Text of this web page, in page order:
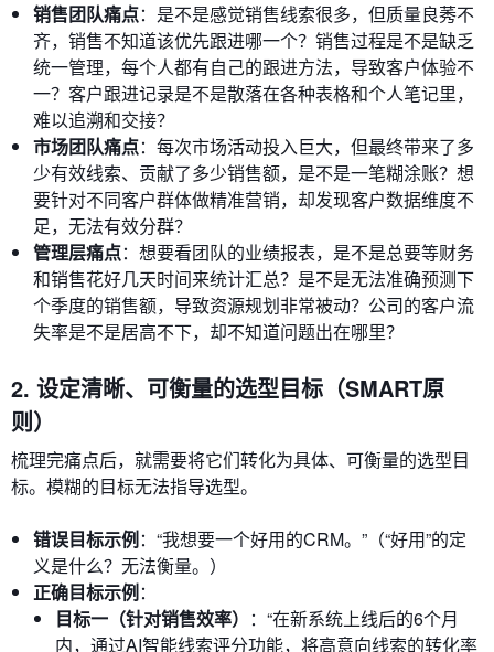
销售团队痛点：是不是感觉销售线索很多，但质量良莠不
齐，销售不知道该优先跟进哪一个？销售过程是不是缺乏
统一管理，每个人都有自己的跟进方法，导致客户体验不
一？客户跟进记录是不是散落在各种表格和个人笔记里，
难以追溯和交接？
市场团队痛点：每次市场活动投入巨大，但最终带来了多
少有效线索、贡献了多少销售额，是不是一笔糊涂账？想
要针对不同客户群体做精准营销，却发现客户数据维度不
足，无法有效分群？
管理层痛点：想要看团队的业绩报表，是不是总要等财务
和销售花好几天时间来统计汇总？是不是无法准确预测下
个季度的销售额，导致资源规划非常被动？公司的客户流
失率是不是居高不下，却不知道问题出在哪里？
2. 设定清晰、可衡量的选型目标（SMART原
则）
梳理完痛点后，就需要将它们转化为具体、可衡量的选型目
标。模糊的目标无法指导选型。
错误目标示例：“我想要一个好用的CRM。”（“好用”的定
义是什么？无法衡量。）
正确目标示例：
目标一（针对销售效率） ：“在新系统上线后的6个月
内，通过AI智能线索评分功能，将高意向线索的转化率